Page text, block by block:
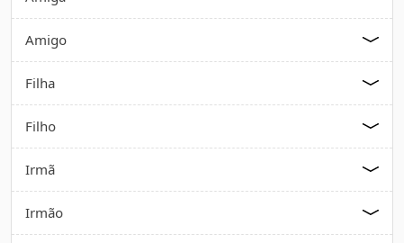
Amigo
Filha
Filho
Irmã
Irmão